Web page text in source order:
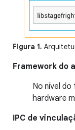
Figura 1.
Framework do
No nível
hardware
IPC de